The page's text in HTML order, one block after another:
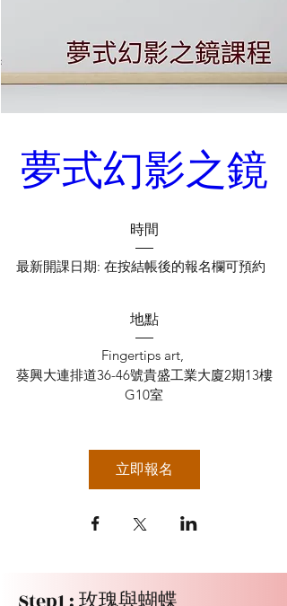
夢式幻影之鏡
時間
最新開課日期: 在按結帳後的報名欄可預約
地點
Fingertips art,
葵興大連排道36-46號貴盛工業大廈2期13樓
G10室
立即報名